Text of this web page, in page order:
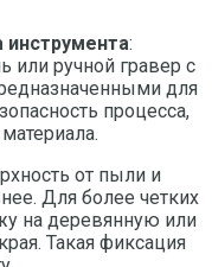
инструмента:
или ручной гравер с
для
процесса,
от пыли и
Для более четких
на деревянную или
Такая фиксация